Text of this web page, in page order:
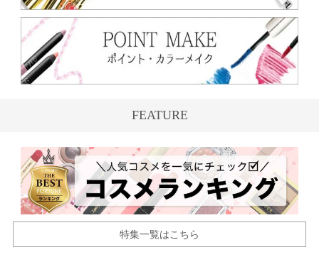
FEATURE
特集一覧はこちら